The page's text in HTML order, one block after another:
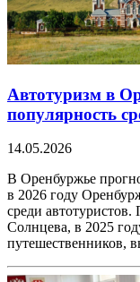
Автотуризм в
популярность
14.05.2026
В Оренбуржье
в 2026 году
среди
Солнцева, в 2025
путешественников,